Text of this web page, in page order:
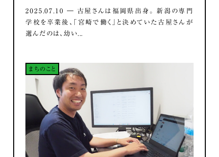
2025.07.10 ― 古屋さんは福岡県出身。 新潟の専門
学校を卒業後、「宮崎で働く」と決めていた古屋さんが
選んだのは、幼い...
まちのこと